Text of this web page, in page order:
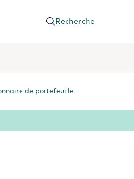
Recherche
de portefeuille